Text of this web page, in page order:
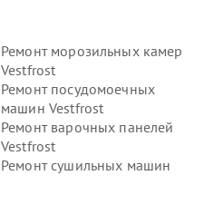
Ремонт морозильных камер
Vestfrost
Ремонт посудомоечных
машин Vestfrost
Ремонт варочных панелей
Vestfrost
Ремонт сушильных машин